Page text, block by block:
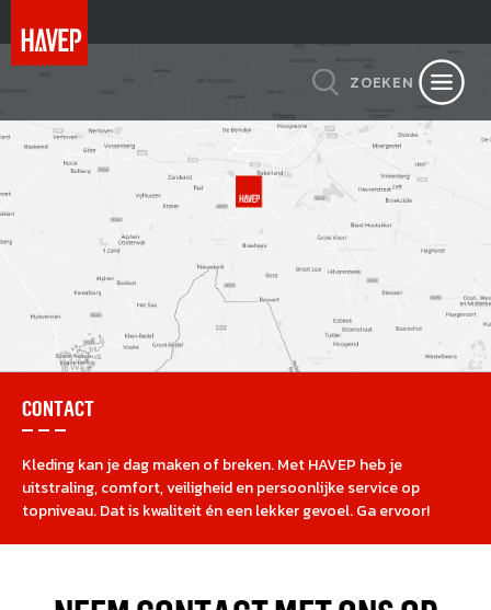
ZOEKEN
CONTACT
Kleding kan je dag maken of breken. Met HAVEP heb je
uitstraling, comfort, veiligheid en persoonlijke service op
topniveau. Dat is kwaliteit én een lekker gevoel. Ga ervoor!